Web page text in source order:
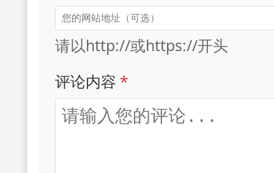
请以http://或https://开头
评论内容 *